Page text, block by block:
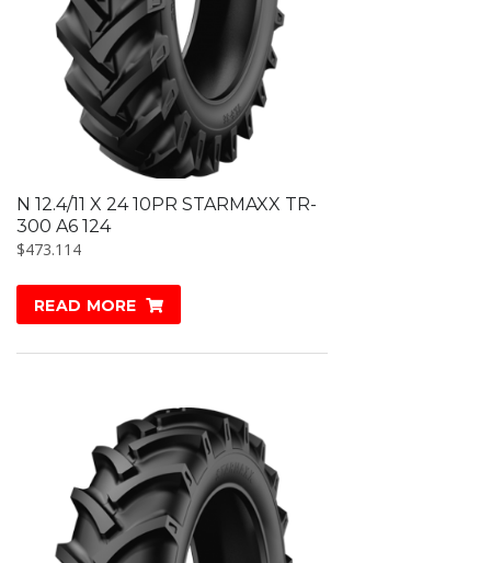
N 12.4/11 X 24 10PR STARMAXX TR-
300 A6 124
$473.114
READ MORE